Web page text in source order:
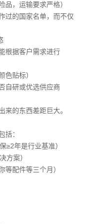
品，运输要求严格）
过的国家名单，而不仅
根据客户需求进行
色贴标）
自研或优选供应商
来的东西差距巨大。
括：
≥2年是行业基准）
方案）
等配件等三个月）